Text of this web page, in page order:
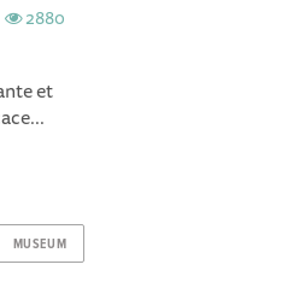
2880
et
MUSEUM